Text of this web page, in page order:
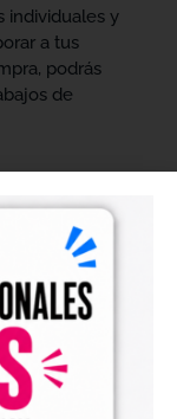
individuales y
a tus
podrás
de
ideales para
infantil,
textiles
la preparación
colecciones
cero. Solo